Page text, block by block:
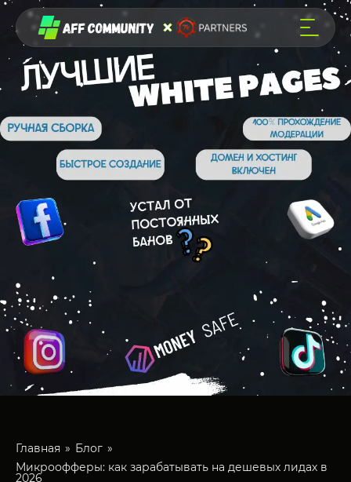
Главная
Блог
Микроофферы: как зарабатывать на дешевых лидах в
2026